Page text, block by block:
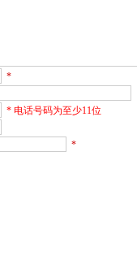
*
* 电话号码为至少11位
*